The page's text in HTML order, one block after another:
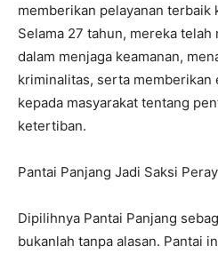
memberikan pelayanan terbaik
Selama 27 tahun, mereka
dalam menjaga keamanan,
kriminalitas, serta memberikan
kepada masyarakat tentang
ketertiban.
Pantai Panjang Jadi Saksi
Dipilihnya Pantai Panjang
bukanlah tanpa alasan. Pantai